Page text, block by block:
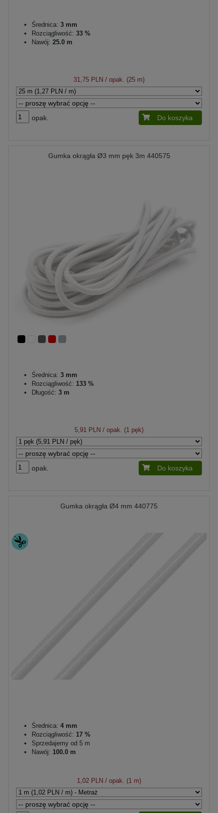
Średnica: 3 mm
Rozciągliwość: 33 %
Nawój: 25.0 m
31,75 PLN / opak. (25 m)
opak. Do koszyka
Gumka okrągła Ø3 mm pęk 3m 440575
Średnica: 3 mm
Rozciągliwość: 133 %
Długość: 3 m
5,91 PLN / opak. (1 pęk)
opak. Do koszyka
Gumka okrągła Ø4 mm 440775
Średnica: 4 mm
Rozciągliwość: 17 %
Sprzedajemy od 5 m
Nawój: 100.0 m
1,02 PLN / opak. (1 m)